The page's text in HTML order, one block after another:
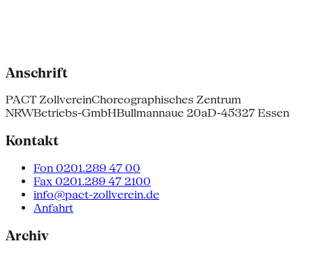
Anschrift
PACT ZollvereinChoreographisches Zentrum
NRWBetriebs-GmbHBullmannaue 20aD-45327 Essen
Kontakt
Fon 0201.289 47 00
Fax 0201.289 47 2100
info@pact-zollverein.de
Anfahrt
Archiv